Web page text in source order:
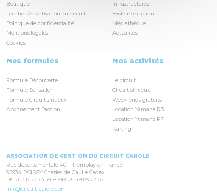
Boutique
Location/privatisation du circuit
Politique de confidentialité
Mentions légales
Cookies
Infrastructures
Histoire du circuit
Médiathèque
Actualités
Nos formules
Formule Découverte
Formule Sensation
Formule Circuit sinueux
Abonnement Passion
Nos activités
Le circuit
Circuit sinueux
Week-ends gratuits
Location Yamaha R3
Location Yamaha R7
Karting
ASSOCIATION DE GESTION DU CIRCUIT CAROLE
Rue départementale 40 – Tremblay en France
95934 ROISSY Charles de Gaulle Cedex
Tél. 01 48 63 73 54 – Fax. 01 49 89 02 57
info@circuit-carole.com